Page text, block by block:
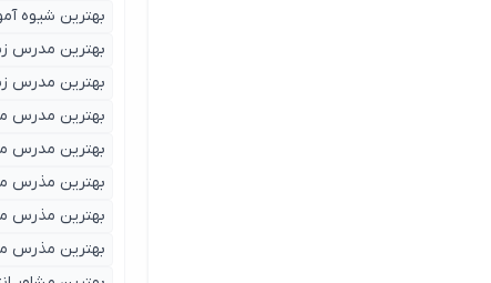
بهترین شیوه
بهترین مدرس
بهترین مدرس
بهترین مدرس
بهترین مدرس
بهترین مذرس
بهترین مذرس
بهترین مذرس